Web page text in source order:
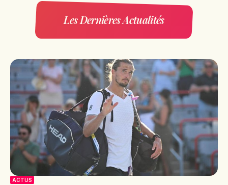
Les Dernières Actualités
ACTUS